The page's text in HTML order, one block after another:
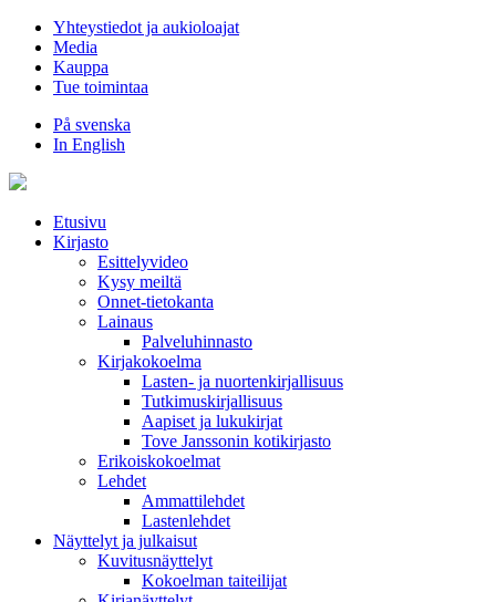
Hyppää
sisältöön
Yhteystiedot ja aukioloajat
Media
Kauppa
Tue toimintaa
På svenska
In English
Etusivu
Kirjasto
Esittelyvideo
Kysy meiltä
Onnet-tietokanta
Lainaus
Palveluhinnasto
Kirjakokoelma
Lasten- ja nuortenkirjallisuus
Tutkimuskirjallisuus
Aapiset ja lukukirjat
Tove Janssonin kotikirjasto
Erikoiskokoelmat
Lehdet
Ammattilehdet
Lastenlehdet
Näyttelyt ja julkaisut
Kuvitusnäyttelyt
Kokoelman taiteilijat